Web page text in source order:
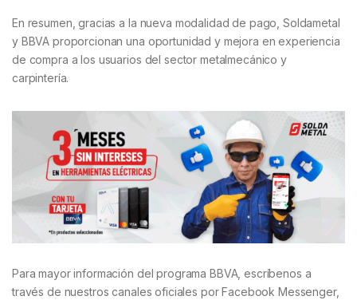
En resumen, gracias a la nueva modalidad de pago, Soldametal
y BBVA proporcionan una oportunidad y mejora en experiencia
de compra a los usuarios del sector metalmecánico y
carpintería.
Para mayor información del programa BBVA, escríbenos a
través de nuestros canales oficiales por Facebook Messenger,